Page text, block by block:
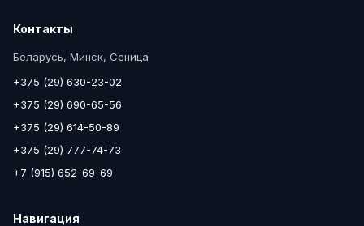
Контакты
Беларусь, Минск, Сеница
+375 (29) 630-23-02
+375 (29) 690-65-56
+375 (29) 614-50-89
+375 (29) 777-74-73
+7 (915) 652-69-69
Навигация